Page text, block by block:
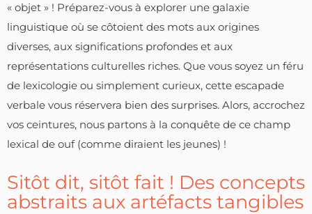
« objet » ! Préparez-vous à explorer une galaxie
linguistique où se côtoient des mots aux origines
diverses, aux significations profondes et aux
représentations culturelles riches. Que vous soyez un féru
de lexicologie ou simplement curieux, cette escapade
verbale vous réservera bien des surprises. Alors, accrochez
vos ceintures, nous partons à la conquête de ce champ
lexical de ouf (comme diraient les jeunes) !
Sitôt dit, sitôt fait ! Des concepts
abstraits aux artéfacts tangibles